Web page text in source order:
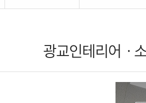
광교인테리어ㆍ